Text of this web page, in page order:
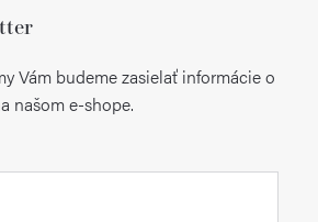
Vám budeme zasielať informácie o
našom e-shope.